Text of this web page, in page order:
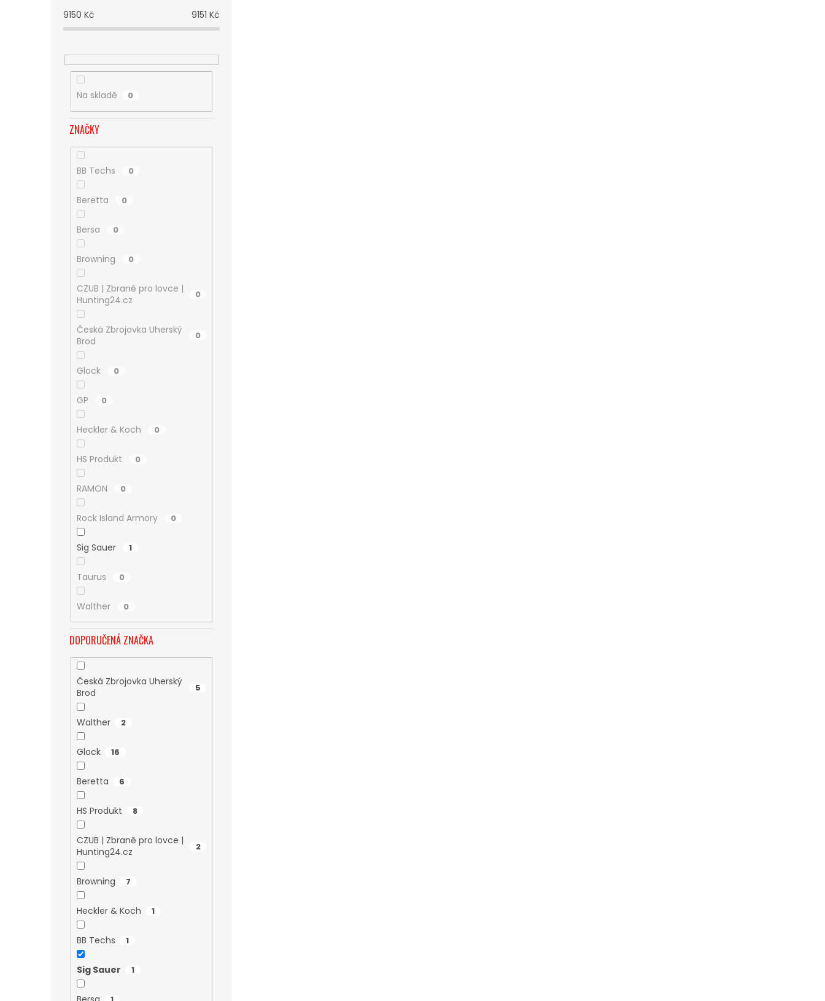
9150 Kč 9151 Kč
Na skladě 0
ZNAČKY
BB Techs 0
Beretta 0
Bersa 0
Browning 0
CZUB | Zbraně pro lovce |
Hunting24.cz
0
Česká Zbrojovka Uherský
Brod
0
Glock 0
GP 0
Heckler & Koch 0
HS Produkt 0
RAMON 0
Rock Island Armory 0
Sig Sauer 1
Taurus 0
Walther 0
DOPORUČENÁ ZNAČKA
Česká Zbrojovka Uherský
Brod
5
Walther 2
Glock 16
Beretta 6
HS Produkt 8
CZUB | Zbraně pro lovce |
Hunting24.cz
2
Browning 7
Heckler & Koch 1
BB Techs 1
Sig Sauer 1